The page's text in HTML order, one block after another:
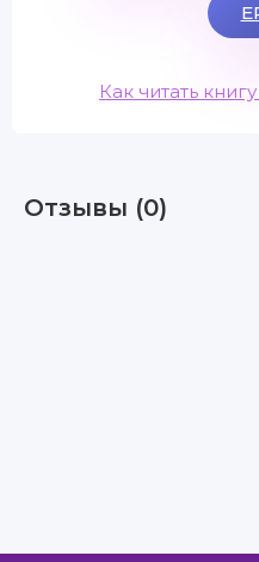
Как читать
Отзывы (0)